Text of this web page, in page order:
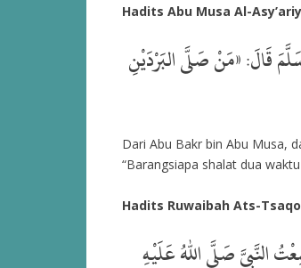
Hadits Abu Musa Al-Asy’ariy
قَالَ: «مَنْ صَلَّى البَرْدَيْنِ
Dari Abu Bakr bin Abu Musa,
“Barangsiapa shalat dua
Hadits Ruwaibah Ats-
النَّبِيَّ صَلَّى اللهُ عَلَيْهِ